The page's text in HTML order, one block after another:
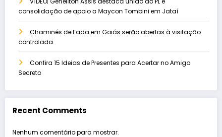
consolidação de apoio a Maycon Tombini em Jataí
Chaminés de Fada em Goiás serão abertas à visitação
controlada
Confira 15 Ideias de Presentes para Acertar no Amigo
Secreto
Recent Comments
Nenhum comentário para mostrar.